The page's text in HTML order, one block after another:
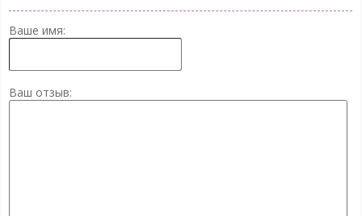
Ваше имя:
Ваш отзыв: